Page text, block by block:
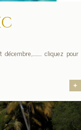
cliquez pour
+